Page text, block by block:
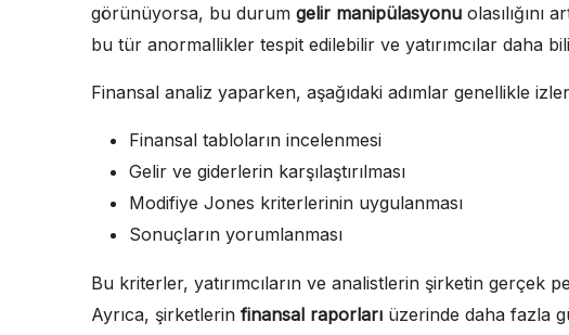
görünüyorsa, bu durum gelir manipülasyonu olasılığını
bu tür anormallikler tespit edilebilir ve yatırımcılar daha
Finansal analiz yaparken, aşağıdaki adımlar genellikle
Finansal tabloların incelenmesi
Gelir ve giderlerin karşılaştırılması
Modifiye Jones kriterlerinin uygulanması
Sonuçların yorumlanması
Bu kriterler, yatırımcıların ve analistlerin şirketin gerçek
Ayrıca, şirketlerin finansal raporları üzerinde daha fazla